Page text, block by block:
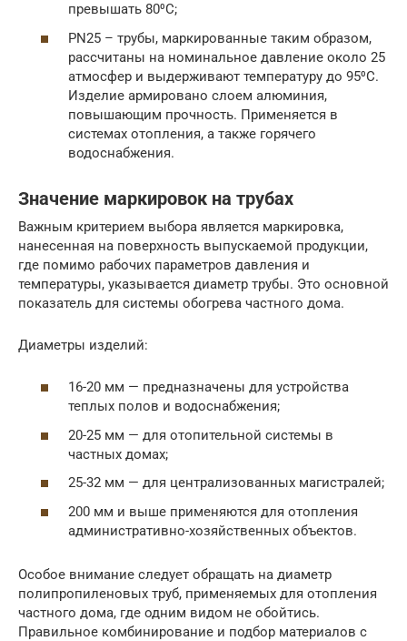
превышать 80⁰С;
PN25 – трубы, маркированные таким образом,
рассчитаны на номинальное давление около 25
атмосфер и выдерживают температуру до 95⁰С.
Изделие армировано слоем алюминия,
повышающим прочность. Применяется в
системах отопления, а также горячего
водоснабжения.
Значение маркировок на трубах
Важным критерием выбора является маркировка,
нанесенная на поверхность выпускаемой продукции,
где помимо рабочих параметров давления и
температуры, указывается диаметр трубы. Это основной
показатель для системы обогрева частного дома.
Диаметры изделий:
16-20 мм — предназначены для устройства
теплых полов и водоснабжения;
20-25 мм — для отопительной системы в
частных домах;
25-32 мм — для централизованных магистралей;
200 мм и выше применяются для отопления
административно-хозяйственных объектов.
Особое внимание следует обращать на диаметр
полипропиленовых труб, применяемых для отопления
частного дома, где одним видом не обойтись.
Правильное комбинирование и подбор материалов с